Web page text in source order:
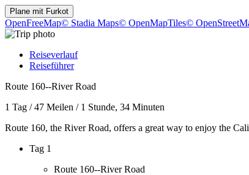
Plane mit Furkot
OpenFreeMap© Stadia Maps© OpenMapTiles©
Reiseverlauf
Reiseführer
Route 160--River Road
1 Tag /47 Meilen / 1 Stunde, 34 Minuten
Route 160, the River Road, offers a great way to enjoy the
Tag 1
Route 160--River Road